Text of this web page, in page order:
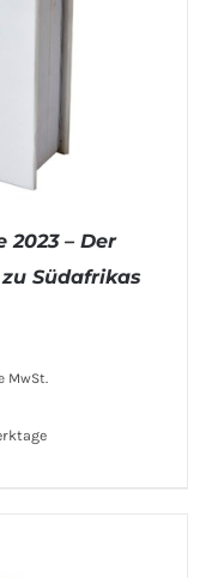
DETAILS
2023 – Der
Südafrikas
MwSt.